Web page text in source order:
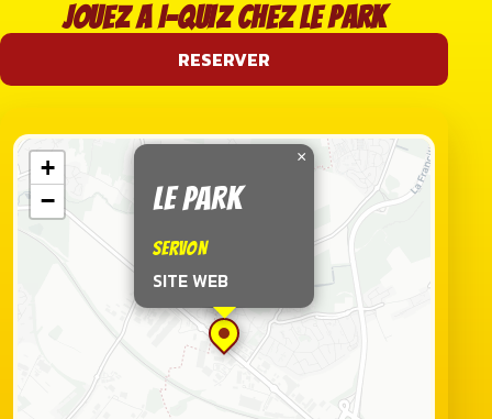
JOUEZ A I-QUIZ CHEZ LE PARK
RESERVER
LE PARK
SERVON
SITE WEB
×
+
−